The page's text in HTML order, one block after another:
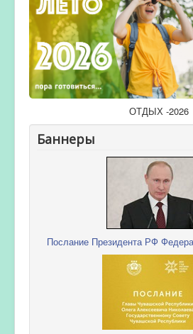
ОТДЫХ -2026
Баннеры
Послание Президента РФ